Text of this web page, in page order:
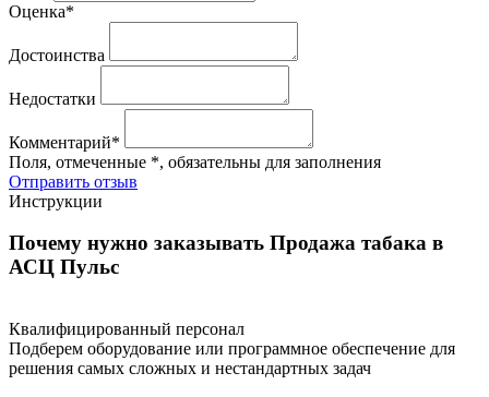
Оценка*
Достоинства
Недостатки
Комментарий*
Поля, отмеченные *, обязательны для заполнения
Отправить отзыв
Инструкции
Почему нужно заказывать Продажа табака в
АСЦ Пульс
Квалифицированный персонал
Подберем оборудование или программное обеспечение для
решения самых сложных и нестандартных задач